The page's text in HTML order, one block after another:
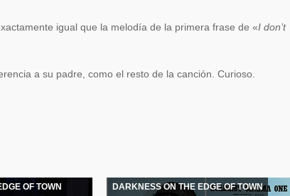
igual que la melodía de la primera frase de «I don’t
a su padre, como el resto de la canción. Curioso.
OF TOWN DARKNESS ON THE EDGE OF TOWN